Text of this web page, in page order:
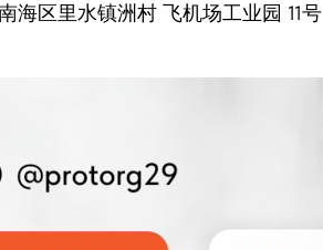
海区里水镇洲村 飞机场工业园 11号